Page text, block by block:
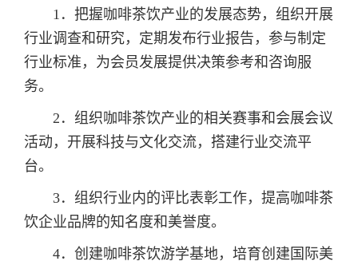
1．把握咖啡茶饮产业的发展态势，组织开展
行业调查和研究，定期发布行业报告，参与制定
行业标准，为会员发展提供决策参考和咨询服
务。
2．组织咖啡茶饮产业的相关赛事和会展会议
活动，开展科技与文化交流，搭建行业交流平
台。
3．组织行业内的评比表彰工作，提高咖啡茶
饮企业品牌的知名度和美誉度。
4．创建咖啡茶饮游学基地，培育创建国际美